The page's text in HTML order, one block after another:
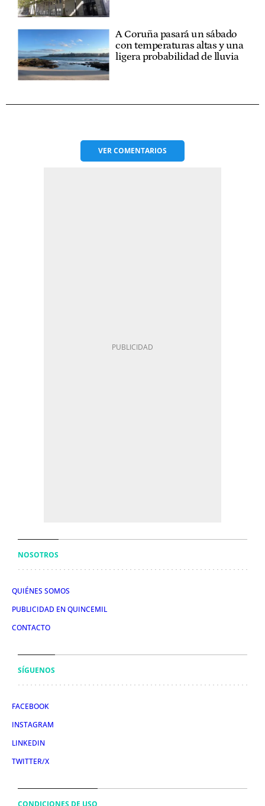
A Coruña pasará un sábado
con temperaturas altas y una
ligera probabilidad de lluvia
VERCOMENTARIOS
NOSOTROS
QUIÉNES SOMOS
PUBLICIDAD EN QUINCEMIL
CONTACTO
SÍGUENOS
FACEBOOK
INSTAGRAM
LINKEDIN
TWITTER/X